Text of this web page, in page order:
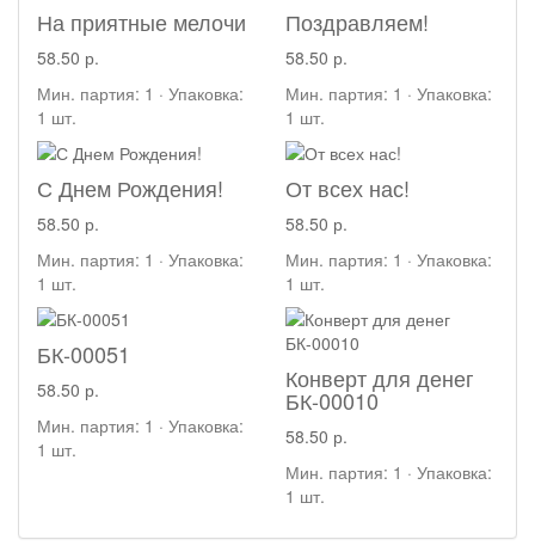
На приятные мелочи
58.50 р.
Мин. партия: 1 · Упаковка:
1 шт.
Поздравляем!
58.50 р.
Мин. партия: 1 · Упаковка:
1 шт.
С Днем Рождения!
58.50 р.
Мин. партия: 1 · Упаковка:
1 шт.
От всех нас!
58.50 р.
Мин. партия: 1 · Упаковка:
1 шт.
БК-00051
58.50 р.
Мин. партия: 1 · Упаковка:
1 шт.
Конверт для денег
БК-00010
58.50 р.
Мин. партия: 1 · Упаковка:
1 шт.